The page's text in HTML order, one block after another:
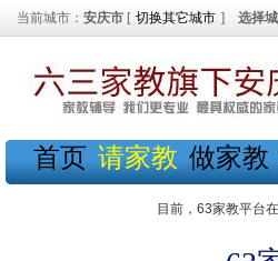
当前城市： 安庆市 [ 切换其它城市 ] 选择
首页 请家教 做家教
目前，63家教平台